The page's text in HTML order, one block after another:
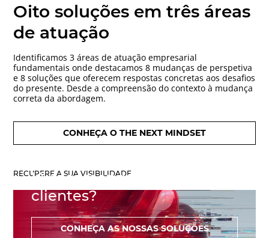
Oito soluções em três áreas
de atuação
Identificamos 3 áreas de atuação empresarial
fundamentais onde destacamos 8 mudanças de perspetiva
e 8 soluções que oferecem respostas concretas aos desafios
do presente. Desde a compreensão do contexto à mudança
correta da abordagem.
CONHEÇA O THE NEXT MINDSET
RECUPERE A SUA VISIBILIDADE
IA recomenda aos seus
clientes?
CONHEÇA AS NOSSAS SOLUÇÕES